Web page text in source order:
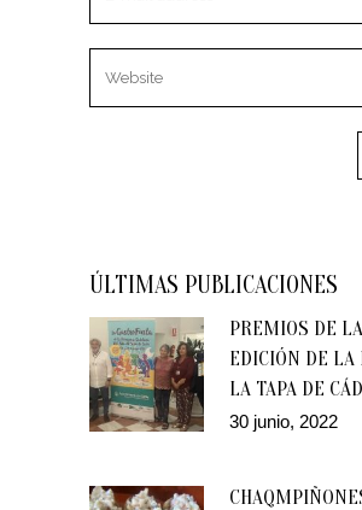
ÚLTIMAS PUBLICACIONES
PREMIOS DE
EDICIÓN DE LA
LA TAPA DE
30 junio, 2022